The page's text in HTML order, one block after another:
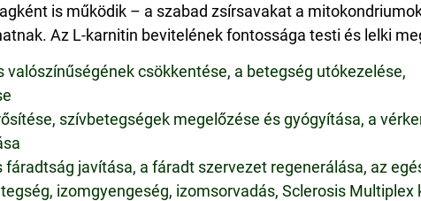
is működik – a szabad zsírsavakat a
Az L-karnitin bevitelének fontossága testi és lelki
csökkentése, a betegség
szívbetegségek megelőzése és gyógyítása, a
javítása, a fáradt szervezet regenerálása, az
izomgyengeség, izomsorvadás, Sclerosis Multiplex